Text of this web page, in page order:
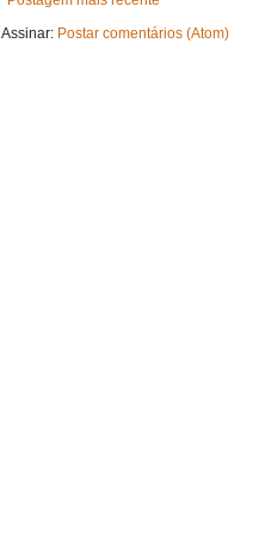
Assinar: Postar comentários (Atom)